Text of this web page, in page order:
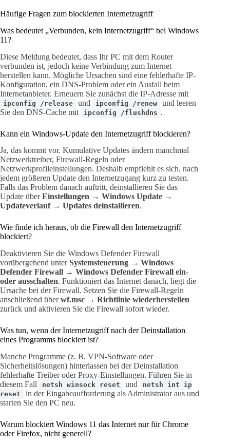
Häufige Fragen zum blockierten Internetzugriff
Was bedeutet „Verbunden, kein Internetzugriff“ bei Windows
11?
Diese Meldung bedeutet, dass Ihr PC mit dem Router
verbunden ist, jedoch keine Verbindung zum Internet
herstellen kann. Mögliche Ursachen sind eine fehlerhafte IP-
Konfiguration, ein DNS-Problem oder ein Ausfall beim
Internetanbieter. Erneuern Sie zunächst die IP-Adresse mit
ipconfig /release und ipconfig /renew
und leeren
Sie den DNS-Cache mit
ipconfig /flushdns .
Kann ein Windows-Update den Internetzugriff blockieren?
Ja, das kommt vor. Kumulative Updates ändern manchmal
Netzwerktreiber, Firewall-Regeln oder
Netzwerkprofileinstellungen. Deshalb empfiehlt es sich, nach
jedem größeren Update den Internetzugang kurz zu testen.
Falls das Problem danach auftritt, deinstallieren Sie das
Update überEinstellungen → Windows Update →
Updateverlauf → Updates deinstallieren.
Wie finde ich heraus, ob die Firewall den Internetzugriff
blockiert?
Deaktivieren Sie die Windows Defender Firewall
vorübergehend unterSystemsteuerung → Windows
Defender Firewall → Windows Defender Firewall ein-
oder ausschalten. Funktioniert das Internet danach, liegt die
Ursache bei der Firewall. Setzen Sie die Firewall-Regeln
anschließend überwf.msc → Richtlinie wiederherstellen
zurück und aktivieren Sie die Firewall sofort wieder.
Was tun, wenn der Internetzugriff nach der Deinstallation
eines Programms blockiert ist?
Manche Programme (z. B. VPN-Software oder
Sicherheitslösungen) hinterlassen bei der Deinstallation
fehlerhafte Treiber oder Proxy-Einstellungen. Führen Sie in
diesem Fall
netsh winsock reset und
netsh int ip
reset
in der Eingabeaufforderung als Administrator aus und
starten Sie den PC neu.
Warum blockiert Windows 11 das Internet nur für Chrome
oder Firefox, nicht generell?